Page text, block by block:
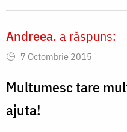
Andreea. a răspuns:
7 Octombrie 2015
Multumesc tare
ajuta!